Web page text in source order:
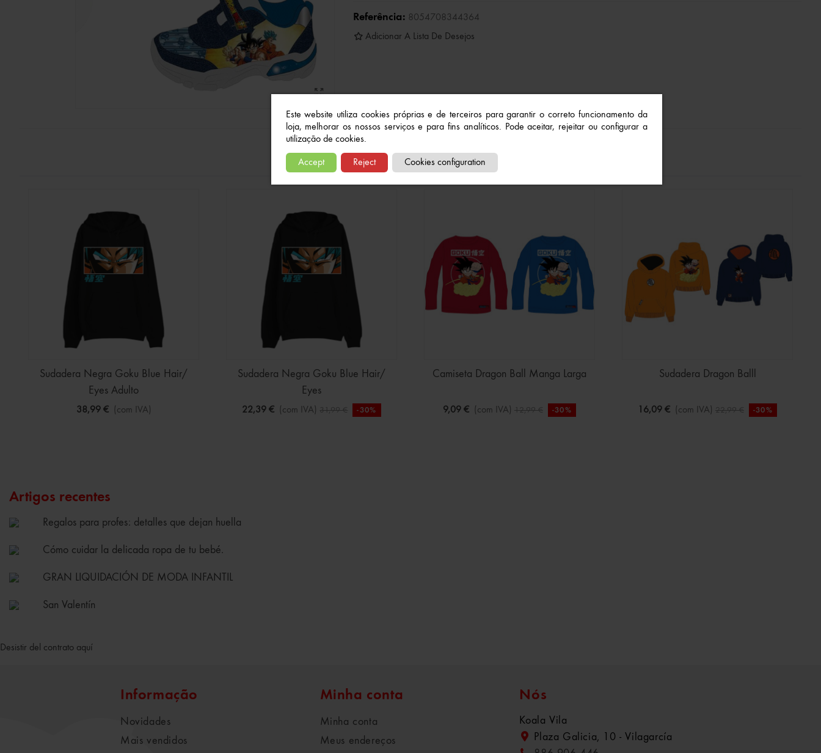
Este website utiliza cookies próprias e de terceiros para garantir o correto funcionamento da
loja, melhorar os nossos serviços e para fins analíticos. Pode aceitar, rejeitar ou configurar a
utilização de cookies.
Accept Reject Cookies configuration
Referência: 8054708344364
Adicionar A Lista De Desejos
Produtos relacionados
Sudadera Negra Goku Blue Hair/
Eyes Adulto
38,99 € (com IVA)
Sudadera Negra Goku Blue Hair/
Eyes
22,39 € (com IVA) 31,99 € -30%
Camiseta Dragon Ball Manga Larga
9,09 € (com IVA) 12,99 € -30%
Sudadera Dragon Balll
16,09 € (com IVA) 22,99 € -30%
Artigos recentes
Regalos para profes: detalles que dejan huella
Cómo cuidar la delicada ropa de tu bebé.
GRAN LIQUIDACIÓN DE MODA INFANTIL
San Valentín
Desistir del contrato aquí
Informação
Novidades
Mais vendidos
Minha conta
Minha conta
Meus endereços
Nós
Koala Vila
Plaza Galicia, 10 - Vilagarcía